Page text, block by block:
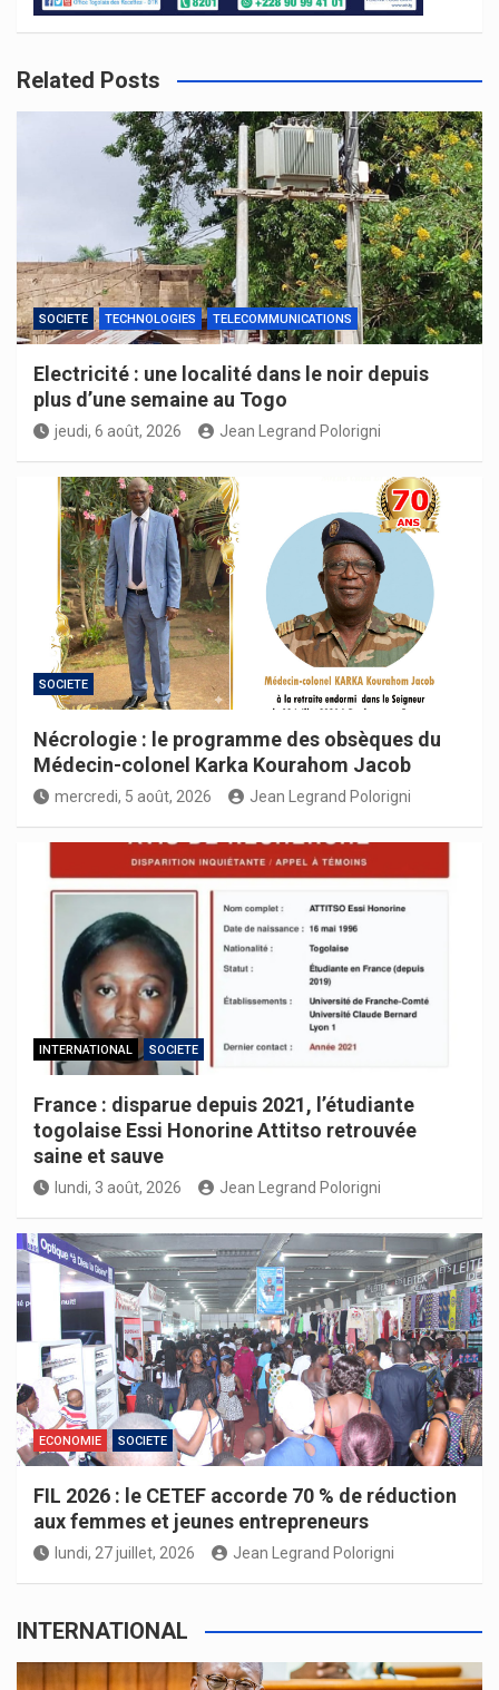
Related Posts
SOCIETE TECHNOLOGIES TELECOMMUNICATIONS
Electricité : une localité dans le noir depuis
plus d’une semaine au Togo
jeudi, 6 août, 2026 Jean Legrand Polorigni
SOCIETE
Nécrologie : le programme des obsèques du
Médecin-colonel Karka Kourahom Jacob
mercredi, 5 août, 2026 Jean Legrand Polorigni
INTERNATIONAL SOCIETE
France : disparue depuis 2021, l’étudiante
togolaise Essi Honorine Attitso retrouvée
saine et sauve
lundi, 3 août, 2026 Jean Legrand Polorigni
ECONOMIE SOCIETE
FIL 2026 : le CETEF accorde 70 % de réduction
aux femmes et jeunes entrepreneurs
lundi, 27 juillet, 2026 Jean Legrand Polorigni
INTERNATIONAL